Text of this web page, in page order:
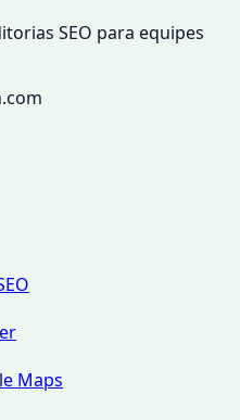
SEO para equipes
Maps